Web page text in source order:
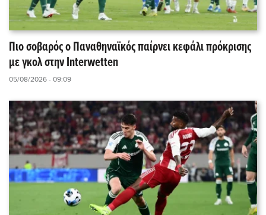
Πιο σοβαρός ο Παναθηναϊκός παίρνει κεφάλι πρόκρισης
με γκολ στην Interwetten
05/08/2026 - 09:09